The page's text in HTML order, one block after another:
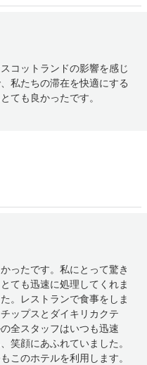
コットランドの影響を感じ
私たちの滞在を快適にする
ても良かったです。
ったです。私にとって驚き
ても迅速に処理してくれま
。レストランで食事をしま
ップスとダイキリカクテ
全スタッフはいつも迅速
笑顔にあふれていました。
このホテルを利用します。